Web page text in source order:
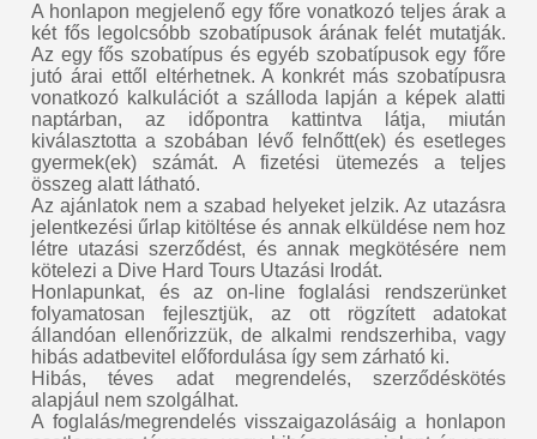
A honlapon megjelenő egy főre vonatkozó teljes árak a
két fős legolcsóbb szobatípusok árának felét mutatják.
Az egy fős szobatípus és egyéb szobatípusok egy főre
jutó árai ettől eltérhetnek. A konkrét más szobatípusra
vonatkozó kalkulációt a szálloda lapján a képek alatti
naptárban, az időpontra kattintva látja, miután
kiválasztotta a szobában lévő felnőtt(ek) és esetleges
gyermek(ek) számát. A fizetési ütemezés a teljes
összeg alatt látható.
Az ajánlatok nem a szabad helyeket jelzik. Az utazásra
jelentkezési űrlap kitöltése és annak elküldése nem hoz
létre utazási szerződést, és annak megkötésére nem
kötelezi a Dive Hard Tours Utazási Irodát.
Honlapunkat, és az on-line foglalási rendszerünket
folyamatosan fejlesztjük, az ott rögzített adatokat
állandóan ellenőrizzük, de alkalmi rendszerhiba, vagy
hibás adatbevitel előfordulása így sem zárható ki.
Hibás, téves adat megrendelés, szerződéskötés
alapjául nem szolgálhat.
A foglalás/megrendelés visszaigazolásáig a honlapon